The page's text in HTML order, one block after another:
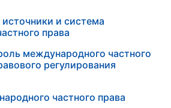
и система
права
международного частного
регулирования
частного права